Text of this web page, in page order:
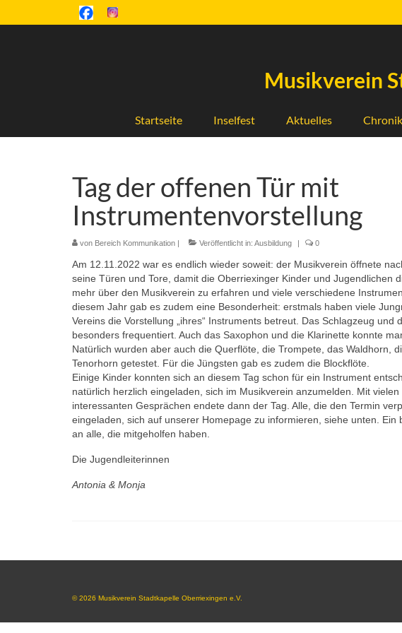
Musikverein
Startseite Inselfest Aktuelles Chronik
Tag der offenen Tür mit
Instrumentenvorstellung
von Bereich Kommunikation | Veröffentlicht in: Ausbildung | 0
Am 12.11.2022 war es endlich wieder soweit: der Musikverein öffnete
seine Türen und Tore, damit die Oberriexinger Kinder und Jugendlichen
mehr über den Musikverein zu erfahren und viele verschiedene
diesem Jahr gab es zudem eine Besonderheit: erstmals haben viele
Vereins die Vorstellung „ihres“ Instruments betreut. Das Schlagzeug und
besonders frequentiert. Auch das Saxophon und die Klarinette konnte
Natürlich wurden aber auch die Querflöte, die Trompete, das Waldhorn,
Tenorhorn getestet. Für die Jüngsten gab es zudem die Blockflöte.
Einige Kinder konnten sich an diesem Tag schon für ein Instrument
natürlich herzlich eingeladen, sich im Musikverein anzumelden. Mit vielen
interessanten Gesprächen endete dann der Tag. Alle, die den Termin
eingeladen, sich auf unserer Homepage zu informieren, siehe unten. Ein
an alle, die mitgeholfen haben.
Die Jugendleiterinnen
Antonia & Monja
© 2026 Musikverein Stadtkapelle Oberriexingen e.V.